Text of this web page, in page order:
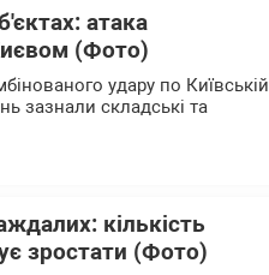
атака
(Фото)
удару по Київській
зазнали складські та
кількість
зростати (Фото)